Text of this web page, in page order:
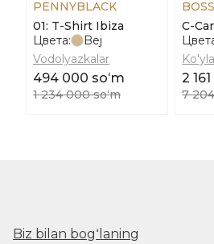
PENNYBLACK
01: T-Shirt Ibiza
Цвета:
Bej
Vodolyazkalar
494 000 soʻm
1 234 000 soʻm
BOSS
C-
2
7
Biz bilan bogʻlaning